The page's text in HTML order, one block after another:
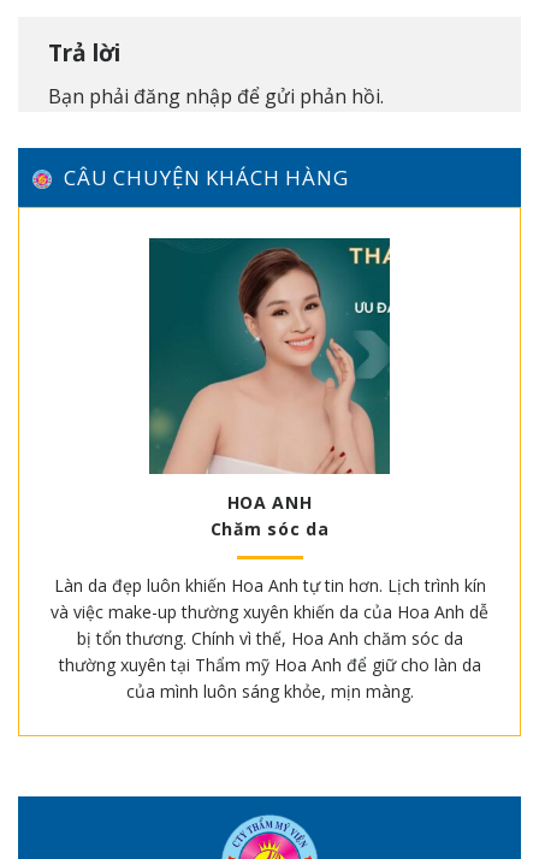
Trả lời
Bạn phải đăng nhập để gửi phản hồi.
CÂU CHUYỆN KHÁCH HÀNG
HOA ANH
Chăm sóc da
Làn da đẹp luôn khiến Hoa Anh tự tin hơn. Lịch trình kín
và việc make-up thường xuyên khiến da của Hoa Anh dễ
bị tổn thương. Chính vì thế, Hoa Anh chăm sóc da
thường xuyên tại Thẩm mỹ Hoa Anh để giữ cho làn da
của mình luôn sáng khỏe, mịn màng.